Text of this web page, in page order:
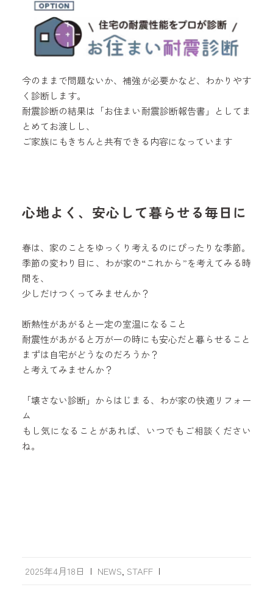
今のままで問題ないか、補強が必要かなど、わかりやす
く診断します。
耐震診断の結果は「お住まい耐震診断報告書」としてま
とめてお渡しし、
ご家族にもきちんと共有できる内容になっています
心地よく、安心して暮らせる毎日に
春は、家のことをゆっくり考えるのにぴったりな季節。
季節の変わり目に、わが家の“これから”を考えてみる時
間を、
少しだけつくってみませんか？
断熱性があがると一定の室温になること
耐震性があがると万が一の時にも安心だと暮らせること
まずは自宅がどうなのだろうか？
と考えてみませんか？
「壊さない診断」からはじまる、わが家の快適リフォー
ム
もし気になることがあれば、いつでもご相談ください
ね。
2025年4月18日 | NEWS STAFF |